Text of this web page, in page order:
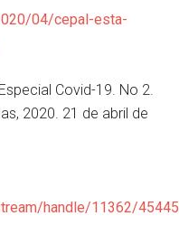
04/cepal-esta-
Covid-19. No 2.
2020. 21 de abril de
handle/11362/